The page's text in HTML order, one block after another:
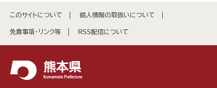
このサイトについて 個人情報の取扱いについて
免責事項・リンク等 RSS配信について